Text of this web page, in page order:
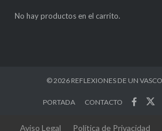
No hay productos en el carrito.
© 2026 REFLEXIONES DE UN VASCO
PORTADA CONTACTO
Aviso Legal Política de Privacidad